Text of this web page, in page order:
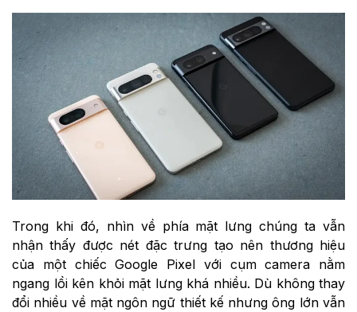
Trong khi đó, nhìn về phía mặt lưng chúng ta vẫn
nhận thấy được nét đặc trưng tạo nên thương hiệu
của một chiếc Google Pixel với cụm camera nằm
ngang lồi kên khỏi mặt lưng khá nhiều. Dù không thay
đổi nhiều về mặt ngôn ngữ thiết kế nhưng ông lớn vẫn